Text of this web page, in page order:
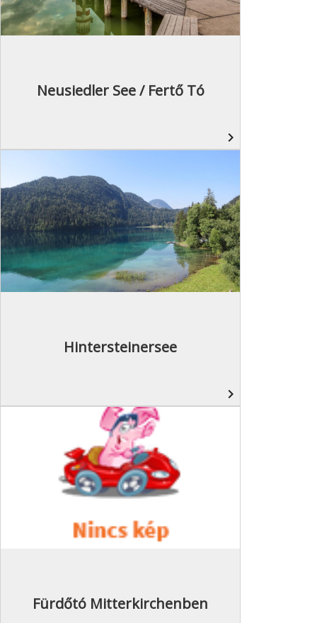
Neusiedler See / Fertő Tó
navigate_next
Hintersteinersee
navigate_next
Fürdőtó Mitterkirchenben